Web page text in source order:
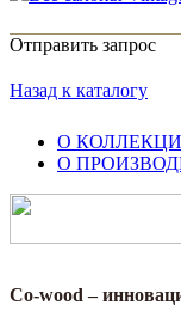
Отправить запрос
Назад к каталогу
О
О
Co-wood –